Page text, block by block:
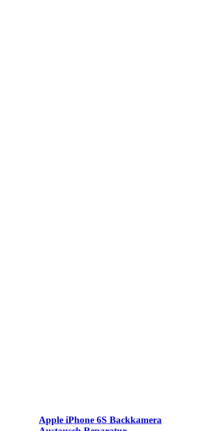
Apple iPhone 6S Backkamera